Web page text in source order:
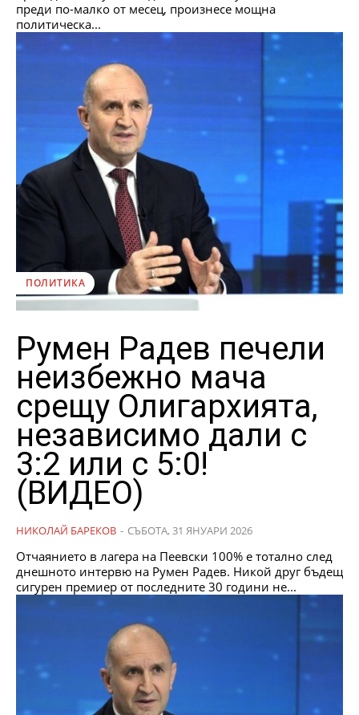
преди по-малко от месец, произнесе мощна
политическа...
ПОЛИТИКА
Румен Радев печели
неизбежно мача
срещу Олигархията,
независимо дали с
3:2 или с 5:0!
(ВИДЕО)
НИКОЛАЙ БАРЕКОВ - СЪБОТА, 31 ЯНУАРИ 2026
Отчаянието в лагера на Пеевски 100% е тотално след
днешното интервю на Румен Радев. Никой друг бъдещ
сигурен премиер от последните 30 години не...